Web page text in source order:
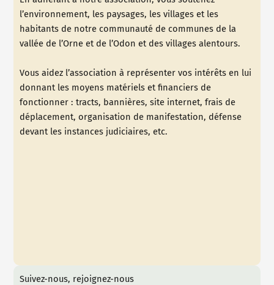
l’environnement, les paysages, les villages et les
habitants de notre communauté de communes de la
vallée de l’Orne et de l’Odon et des villages alentours.
Vous aidez l’association à représenter vos intérêts en lui
donnant les moyens matériels et financiers de
fonctionner : tracts, bannières, site internet, frais de
déplacement, organisation de manifestation, défense
devant les instances judiciaires, etc.
Suivez-nous, rejoignez-nous